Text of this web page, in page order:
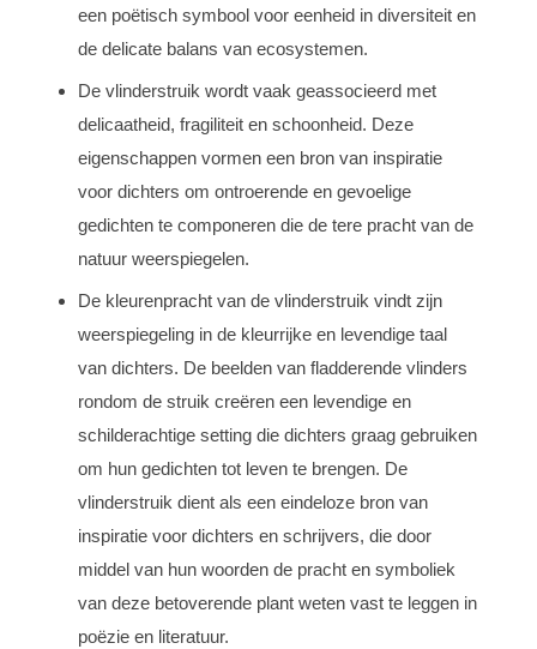
een poëtisch symbool voor eenheid in diversiteit en
de delicate balans van ecosystemen.
De vlinderstruik wordt vaak geassocieerd met
delicaatheid, fragiliteit en schoonheid. Deze
eigenschappen vormen een bron van inspiratie
voor dichters om ontroerende en gevoelige
gedichten te componeren die de tere pracht van de
natuur weerspiegelen.
De kleurenpracht van de vlinderstruik vindt zijn
weerspiegeling in de kleurrijke en levendige taal
van dichters. De beelden van fladderende vlinders
rondom de struik creëren een levendige en
schilderachtige setting die dichters graag gebruiken
om hun gedichten tot leven te brengen. De
vlinderstruik dient als een eindeloze bron van
inspiratie voor dichters en schrijvers, die door
middel van hun woorden de pracht en symboliek
van deze betoverende plant weten vast te leggen in
poëzie en literatuur.